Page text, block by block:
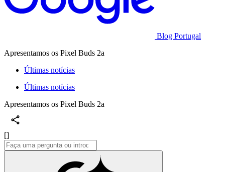
Blog Portugal
Apresentamos os Pixel Buds 2a
Últimas notícias
Últimas notícias
Apresentamos os Pixel Buds 2a
[]